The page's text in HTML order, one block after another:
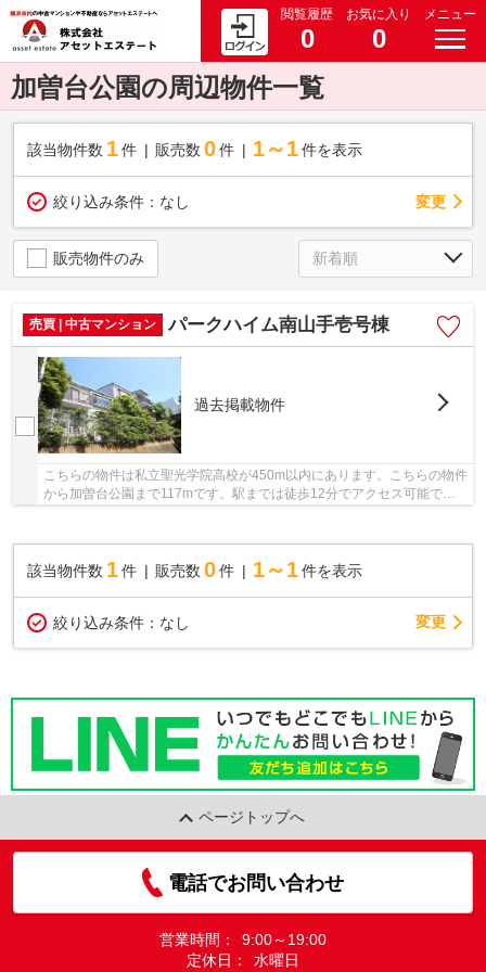
閲覧履歴
0
お気に入り
0
メニュー
加曽台公園の周辺物件一覧
該当物件数 1件 販売数 0 件 1～1 件を表示
絞り込み条件： なし 変更
販売物件のみ
売買 | 中古マンション パークハイム南山手壱号棟
過去掲載物件
こちらの物件は私立聖光学院高校が450m以内にあります。こちらの物件
から加曽台公園まで117mです。駅までは徒歩12分でアクセス可能で
該当物件数 1件 販売数 0 件 1～1 件を表示
絞り込み条件： なし 変更
ページトップへ
電話でお問い合わせ
営業時間：
9:00～19:00
定休日：
水曜日